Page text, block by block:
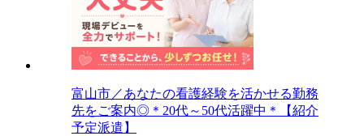
富山市／あなたの看護経験を活かせる勤務
先をご案内◎＊20代～50代活躍中＊【紹介
予定派遣】